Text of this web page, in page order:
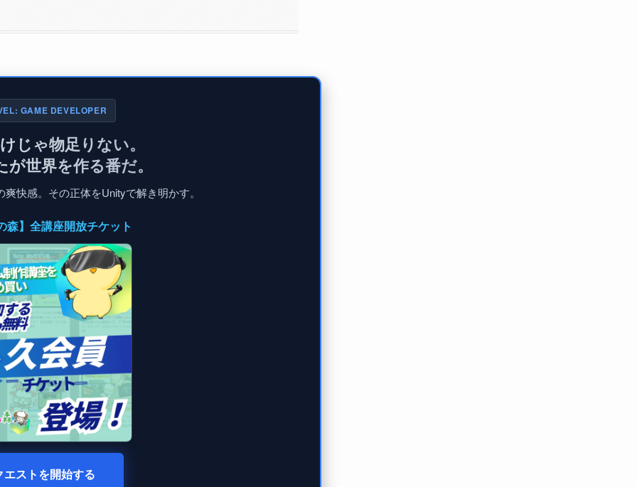
GAME DEVELOPER
じゃ物足りない。
世界を作る番だ。
快感。その正体をUnityで解き明かす。
森】全講座開放チケット
エストを開始する